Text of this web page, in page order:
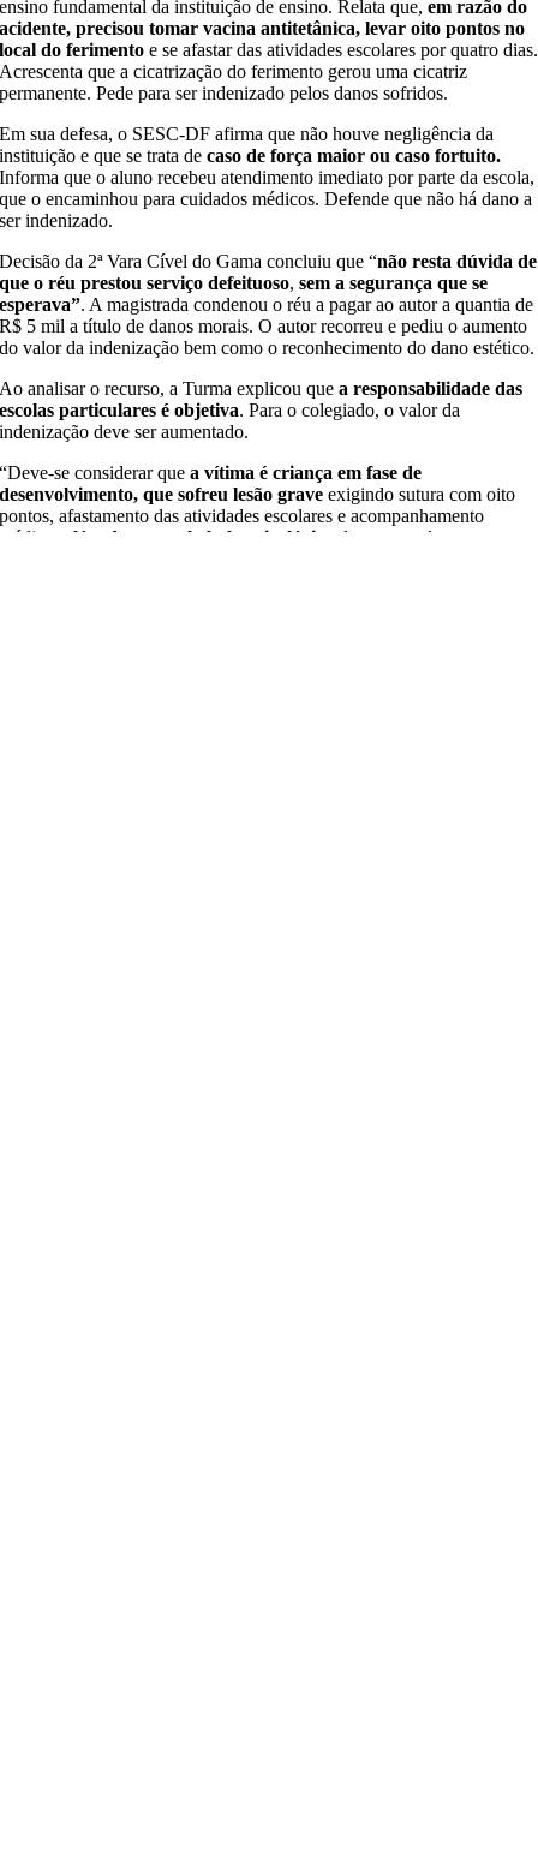
ensino fundamental da instituição de ensino. Relata que,em razão do
acidente, precisou tomar vacina antitetânica, levar oito pontos no
local do ferimento e se afastar das atividades escolares por quatro dias.
Acrescenta que a cicatrização do ferimento gerou uma cicatriz
permanente. Pede para ser indenizado pelos danos sofridos.
Em sua defesa, o SESC-DF afirma que não houve negligência da
instituição e que se trata decaso de força maior ou caso fortuito.
Informa que o aluno recebeu atendimento imediato por parte da escola,
que o encaminhou para cuidados médicos. Defende que não há dano a
ser indenizado.
Decisão da 2ª Vara Cível do Gama concluiu que “não resta dúvida de
que o réu prestou serviço defeituoso,sem a segurança que se
esperava”. A magistrada condenou o réu a pagar ao autor a quantia de
R$ 5 mil a título de danos morais. O autor recorreu e pediu o aumento
do valor da indenização bem como o reconhecimento do dano estético.
Ao analisar o recurso, a Turma explicou quea responsabilidade das
escolas particulares é objetiva. Para o colegiado, o valor da
indenização deve ser aumentado.
“Deve-se considerar quea vítima é criança em fase de
desenvolvimento, que sofreu lesão graveexigindo sutura com oito
pontos, afastamento das atividades escolares e acompanhamento
médico,
além do natural abalo psicológico
decorrente do evento